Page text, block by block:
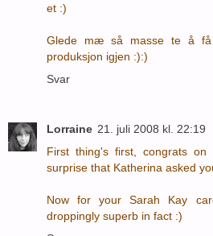
et :)
Glede mæ så masse te å
produksjon igjen :):)
Svar
Lorraine 21. juli 2008 kl. 22:19
First thing's first, congrats
surprise that Katherina asked
Now for your Sarah Kay
droppingly superb in fact :)